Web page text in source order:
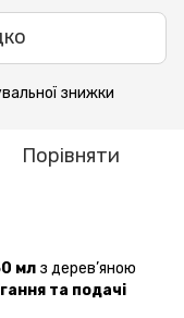
знижки
Порівняти
мл з дерев’яною
та подачі